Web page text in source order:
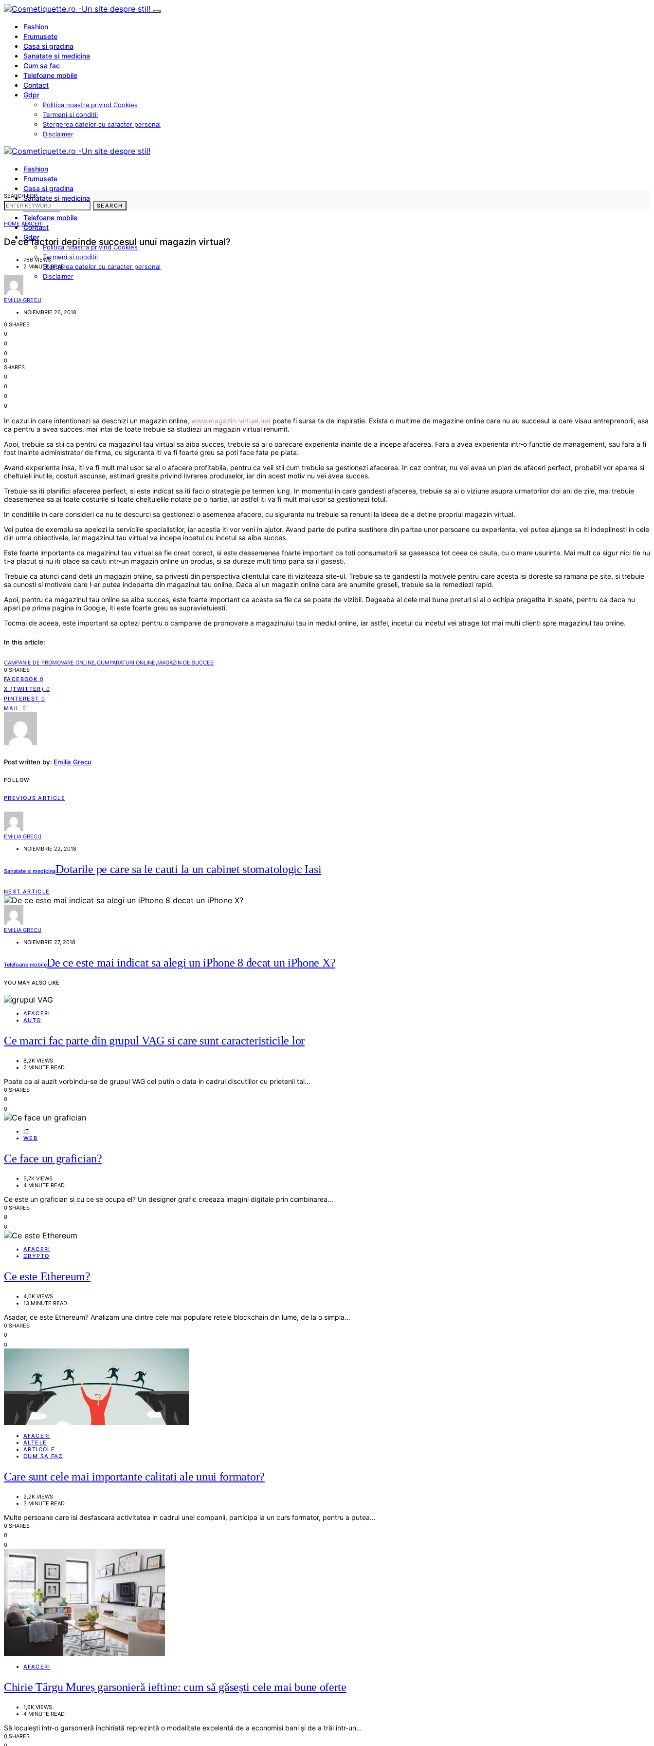
Fashion
Frumusete
Casa si gradina
Sanatate si medicina
Cum sa fac
Telefoane mobile
Contact
Gdpr
Politica noastra privind Cookies
Termeni si conditii
Stergerea datelor cu caracter personal
Disclaimer
Fashion
Frumusete
Casa si gradina
Sanatate si medicina
Cum sa fac
Telefoane mobile
Contact
Gdpr
Politica noastra privind Cookies
Termeni si conditii
Stergerea datelor cu caracter personal
Disclaimer
SEARCH FOR:
SEARCH
HOME AFACERI
De ce factori depinde succesul unui magazin virtual?
766 VIEWS
2 MINUTE READ
EMILIA GRECU
NOIEMBRIE 26, 2018
0 SHARES
0
0
0
0
SHARES
0
0
0
0
In cazul in care intentionezi sa deschizi un magazin online, www.magazin-virtual.net poate fi sursa ta de inspiratie. Exista o multime de magazine online care nu au succesul la care visau antreprenorii, asa
ca pentru a avea succes, mai intai de toate trebuie sa studiezi un magazin virtual renumit.
Apoi, trebuie sa stii ca pentru ca magazinul tau virtual sa aiba succes, trebuie sa ai o oarecare experienta inainte de a incepe afacerea. Fara a avea experienta intr-o functie de management, sau fara a fi
fost inainte administrator de firma, cu siguranta iti va fi foarte greu sa poti face fata pe piata.
Avand experienta insa, iti va fi mult mai usor sa ai o afacere profitabila, pentru ca veii stii cum trebuie sa gestionezi afacerea. In caz contrar, nu vei avea un plan de afaceri perfect, probabil vor aparea si
cheltuieli inutile, costuri ascunse, estimari gresite privind livrarea produselor, iar din acest motiv nu vei avea succes.
Trebuie sa iti planifici afacerea perfect, si este indicat sa iti faci o strategie pe termen lung. In momentul in care gandesti afacerea, trebuie sa ai o viziune asupra urmatorilor doi ani de zile, mai trebuie
deasemenea sa ai toate costurile si toate cheltuielile notate pe o hartie, iar astfel iti va fi mult mai usor sa gestionezi totul.
In conditiile in care consideri ca nu te descurci sa gestionezi o asemenea afacere, cu siguranta nu trebuie sa renunti la ideea de a detine propriul magazin virtual.
Vei putea de exemplu sa apelezi la serviciile specialistilor, iar acestia iti vor veni in ajutor. Avand parte de putina sustinere din partea unor persoane cu experienta, vei putea ajunge sa iti indeplinesti in cele
din urma obiectivele, iar magazinul tau virtual va incepe incetul cu incetul sa aiba succes.
Este foarte importanta ca magazinul tau virtual sa fie creat corect, si este deasemenea foarte important ca toti consumatorii sa gaseasca tot ceea ce cauta, cu o mare usurinta. Mai mult ca sigur nici tie nu
ti-a placut si nu iti place sa cauti intr-un magazin online un produs, si sa dureze mult timp pana sa il gasesti.
Trebuie ca atunci cand detii un magazin online, sa privesti din perspectiva clientului care iti viziteaza site-ul. Trebuie sa te gandesti la motivele pentru care acesta isi doreste sa ramana pe site, si trebuie
sa cunosti si motivele care l-ar putea indeparta din magazinul tau online. Daca ai un magazin online care are anumite greseli, trebuie sa le remediezi rapid.
Apoi, pentru ca magazinul tau online sa aiba succes, este foarte important ca acesta sa fie ca se poate de vizibil. Degeaba ai cele mai bune preturi si ai o echipa pregatita in spate, pentru ca daca nu
apari pe prima pagina in Google, iti este foarte greu sa supravietuiesti.
Tocmai de aceea, este important sa optezi pentru o campanie de promovare a magazinului tau in mediul online, iar astfel, incetul cu incetul vei atrage tot mai multi clienti spre magazinul tau online.
In this article:
CAMPANIE DE PROMOVARE ONLINE,CUMPARATURI ONLINE,MAGAZIN DE SUCCES
0 SHARES
FACEBOOK 0
X (TWITTER) 0
PINTEREST 0
MAIL
0
Post written by: Emilia Grecu
FOLLOW
PREVIOUS ARTICLE
EMILIA GRECU
NOIEMBRIE 22, 2018
Sanatate si medicinaDotarile pe care sa le cauti la un cabinet stomatologic Iasi
NEXT ARTICLE
EMILIA GRECU
NOIEMBRIE 27, 2018
Telefoane mobileDe ce este mai indicat sa alegi un iPhone 8 decat un iPhone X?
YOU MAY ALSO LIKE
AFACERI
AUTO
Ce marci fac parte din grupul VAG si care sunt caracteristicile lor
8,2K VIEWS
2 MINUTE READ
Poate ca ai auzit vorbindu-se de grupul VAG cel putin o data in cadrul discutiilor cu prietenii tai…
0 SHARES
0
0
IT
WEB
Ce face un grafician?
5,7K VIEWS
4 MINUTE READ
Ce este un grafician si cu ce se ocupa el? Un designer grafic creeaza imagini digitale prin combinarea…
0 SHARES
0
0
AFACERI
CRYPTO
Ce este Ethereum?
4,0K VIEWS
13 MINUTE READ
Asadar, ce este Ethereum? Analizam una dintre cele mai populare retele blockchain din lume, de la o simpla…
0 SHARES
0
0
AFACERI
ALTELE
ARTICOLE
CUM SA FAC
Care sunt cele mai importante calitati ale unui formator?
2,2K VIEWS
3 MINUTE READ
Multe persoane care isi desfasoara activitatea in cadrul unei companii, participa la un curs formator, pentru a putea…
0 SHARES
0
0
AFACERI
Chirie Târgu Mureș garsonieră ieftine: cum să găsești cele mai bune oferte
1,6K VIEWS
4 MINUTE READ
Să locuiești într-o garsonieră închiriată reprezintă o modalitate excelentă de a economisi bani și de a trăi într-un…
0 SHARES